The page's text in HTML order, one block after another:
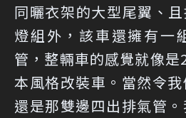
同曬衣架的大型尾翼、
燈組外，該車還擁有一
管，整輛車的感覺就像是
本風格改裝車。當然令我
還是那雙邊四出排氣管